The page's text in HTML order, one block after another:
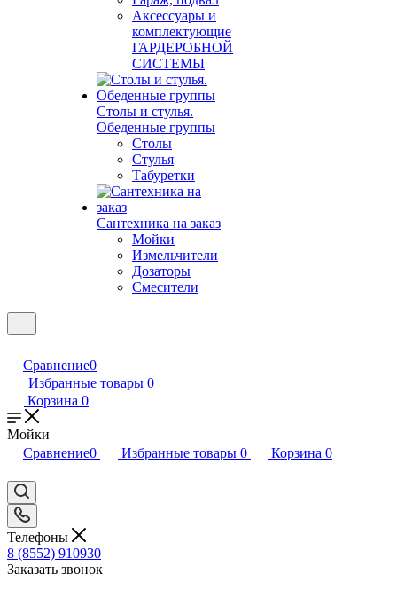
Аксессуары и
комплектующие
ГАРДЕРОБНОЙ
СИСТЕМЫ
Столы и стулья.
Обеденные группы
Столы
Стулья
Табуретки
Сантехника на заказ
Мойки
Измельчители
Дозаторы
Смесители
Сравнение0
Избранные товары 0
Корзина 0
Мойки
Сравнение0 Избранные товары 0 Корзина 0
Телефоны
8 (8552) 910930
Заказать звонок